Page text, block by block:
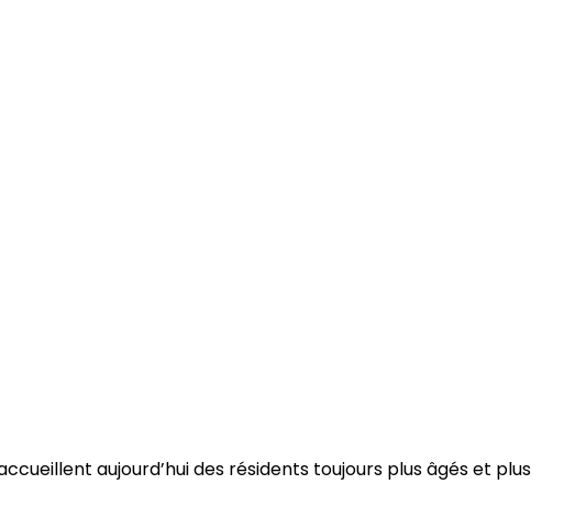
aujourd’hui des résidents toujours plus âgés et plus